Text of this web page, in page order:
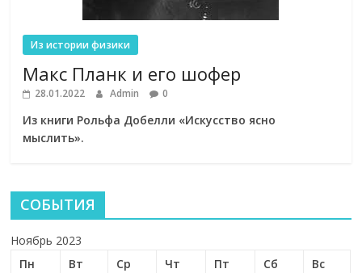
Из истории физики
Макс Планк и его шофер
28.01.2022 Admin 0
Из книги Рольфа Добелли «Искусство ясно
мыслить».
СОБЫТИЯ
Ноябрь 2023
Пн
Вт Ср Чт Пт Сб
Вс